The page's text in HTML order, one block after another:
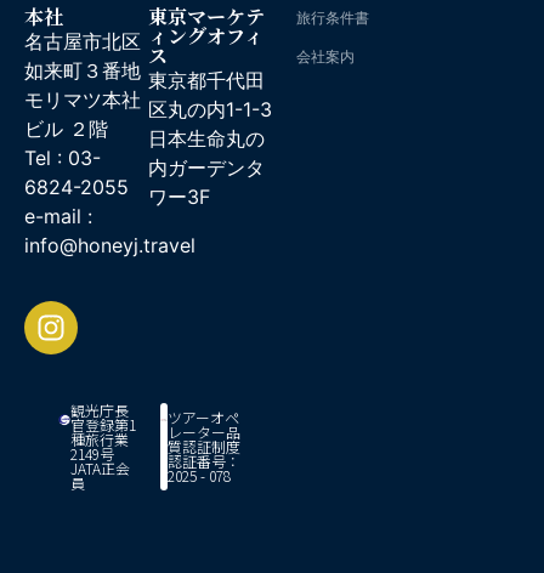
本社
名古屋市北区
如来町３番地
モリマツ本社
ビル ２階
Tel : 03-
6824-2055
e-mail :
info@honeyj.travel
東京マーケテ
ィングオフィ
ス
東京都千代田
区丸の内1-1-3
日本生命丸の
内ガーデンタ
ワー3F
観光庁長
官登録第1
種旅行業
2149号
JATA正会
員
ツアーオペ
レーター品
質認証制度
認証番号：
2025 - 078
旅行条件書
会社案内